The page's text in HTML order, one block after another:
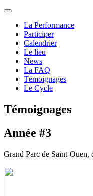
La Performance
Participer
Calendrier
Le lieu
News
La FAQ
Témoignages
Le Cycle
Témoignages
Année #3
Grand Parc de Saint-Ouen,